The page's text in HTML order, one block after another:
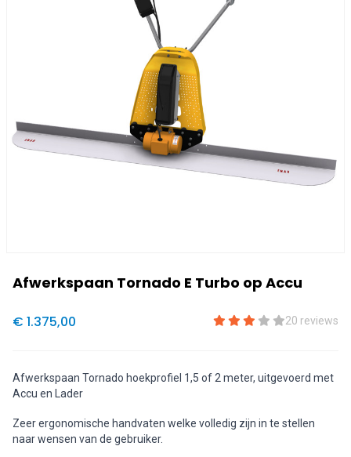
Afwerkspaan Tornado E Turbo op Accu
€ 1.375,00 20 reviews
Afwerkspaan Tornado hoekprofiel 1,5 of 2 meter, uitgevoerd met
Accu en Lader
Zeer ergonomische handvaten welke volledig zijn in te stellen
naar wensen van de gebruiker.